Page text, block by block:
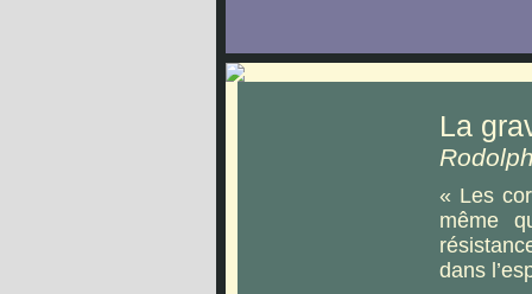
La
« Les
même
dans